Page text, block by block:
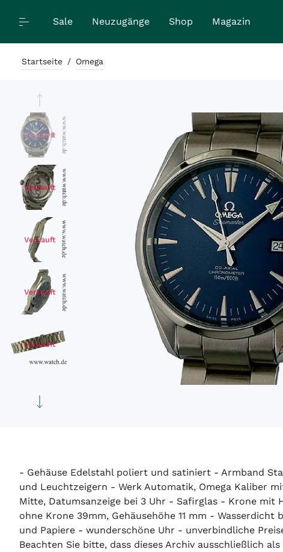
Sale Neuzugänge Shop Magazin
Startseite / Omega
Verkauft
Verkauft
Verkauft
Verkauft
Verkauft
Verkauft
- Gehäuse Edelstahl poliert und satiniert - Armband
und Leuchtzeigern - Werk Automatik, Omega Kaliber
Mitte, Datumsanzeige bei 3 Uhr - Safirglas - Krone
ohne Krone 39mm, Gehäusehöhe 11 mm -
und Papiere - wunderschöne Uhr - unverbindliche
Beachten Sie bitte, dass dieses Archiv ausschließlich